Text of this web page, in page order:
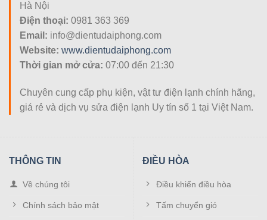
Hà Nội
Điện thoại: 0981 363 369
Email: info@dientudaiphong.com
Website: www.dientudaiphong.com
Thời gian mở cửa: 07:00 đến 21:30
Chuyên cung cấp phụ kiện, vật tư điện lạnh chính hãng,
giá rẻ và dịch vụ sửa điện lạnh Uy tín số 1 tại Việt Nam.
THÔNG TIN
Về chúng tôi
Chính sách bảo mật
ĐIỀU HÒA
Điều khiển điều hòa
Tấm chuyển gió